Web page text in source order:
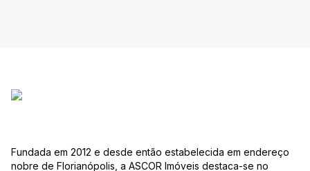
Fundada em 2012 e desde então estabelecida em endereço
nobre de Florianópolis, a ASCOR Imóveis destaca-se no